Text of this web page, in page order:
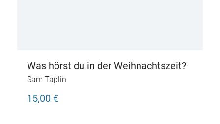
Was hörst du in der Weihnachtszeit?
Sam Taplin
15,00 €